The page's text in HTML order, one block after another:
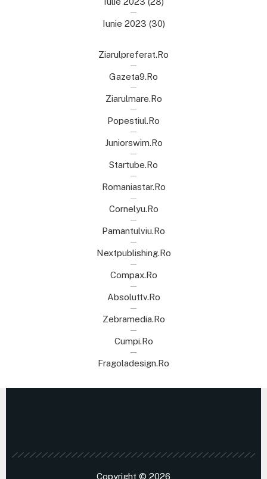
Iunie 2023 (30)
Ziarulpreferat.ro
Gazeta9.ro
Ziarulmare.ro
Popestiul.ro
Juniorswim.ro
Startube.ro
Romaniastar.ro
Cornelyu.ro
Pamantulviu.ro
Nextpublishing.ro
Compax.ro
Absoluttv.ro
Zebramedia.ro
Cumpi.ro
Fragoladesign.ro
Copyright © 2026